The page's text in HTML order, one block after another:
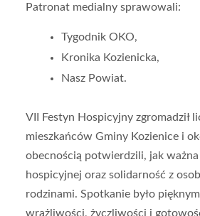
Patronat medialny sprawowali:
Tygodnik OKO,
Kronika Kozienicka,
Nasz Powiat.
VII Festyn Hospicyjny zgromadził
mieszkańców Gminy Kozienice i
obecnością potwierdzili, jak
hospicyjnej oraz solidarność z
rodzinami. Spotkanie było
wrażliwości, życzliwości i